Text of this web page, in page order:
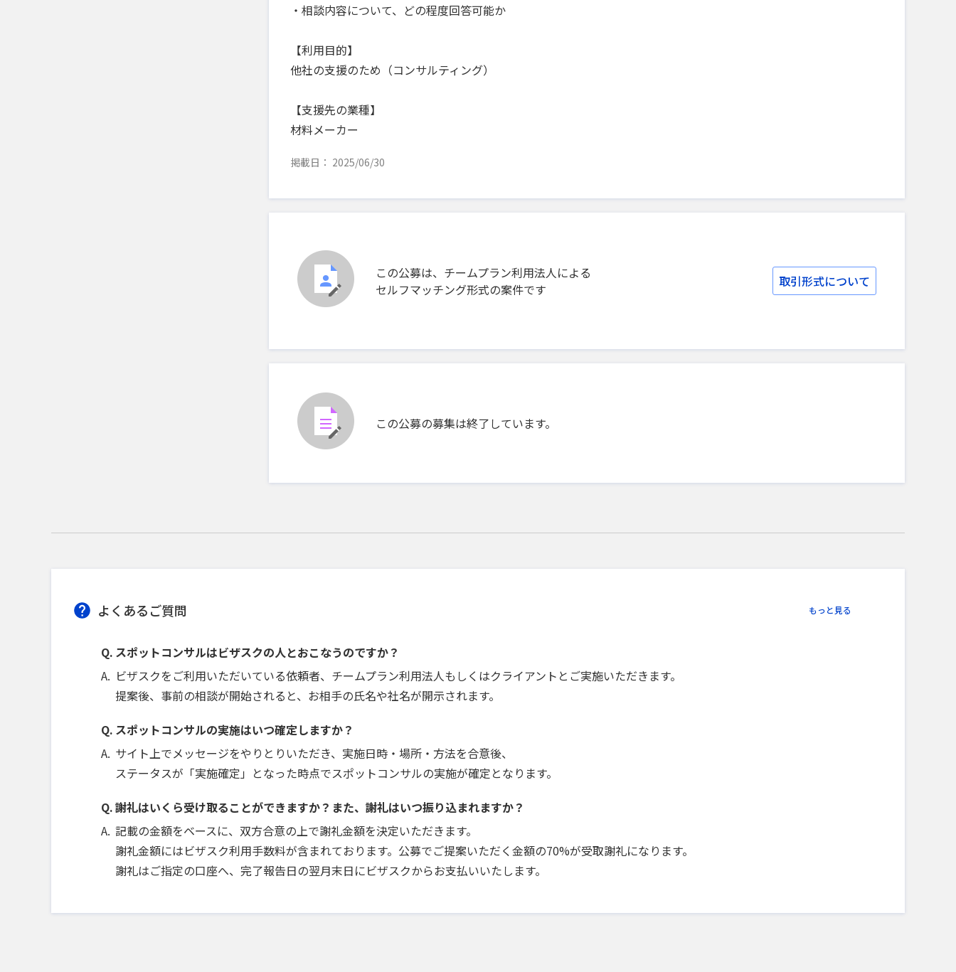
・相談内容について、どの程度回答可能か
【利用目的】
他社の支援のため（コンサルティング）
【支援先の業種】
材料メーカー
掲載日： 2025/06/30
この公募は、チームプラン利用法人による
セルフマッチング形式の案件です
取引形式について
この公募の募集は終了しています。
よくあるご質問 もっと見る
スポットコンサルはビザスクの人とおこなうのですか？
ビザスクをご利用いただいている依頼者、チームプラン利用法人もしくはクライアントとご実施いただきます。
提案後、事前の相談が開始されると、お相手の氏名や社名が開示されます。
スポットコンサルの実施はいつ確定しますか？
サイト上でメッセージをやりとりいただき、実施日時・場所・方法を合意後、
ステータスが「実施確定」となった時点でスポットコンサルの実施が確定となります。
謝礼はいくら受け取ることができますか？また、謝礼はいつ振り込まれますか？
記載の金額をベースに、双方合意の上で謝礼金額を決定いただきます。
謝礼金額にはビザスク利用手数料が含まれております。公募でご提案いただく金額の70%が受取謝礼になります。
謝礼はご指定の口座へ、完了報告日の翌月末日にビザスクからお支払いいたします。